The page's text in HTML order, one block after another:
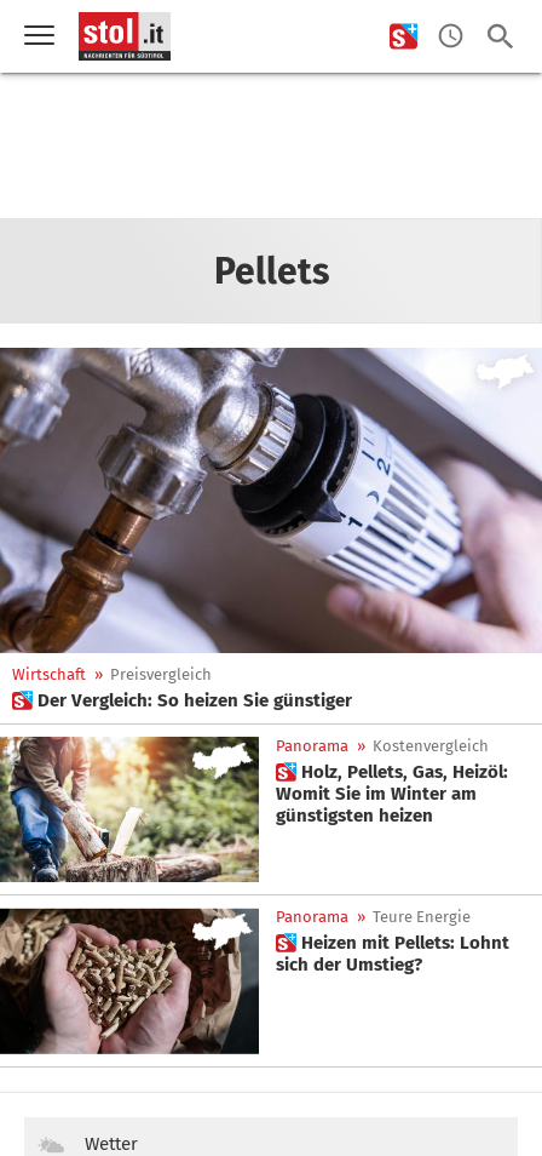
Pellets
Wirtschaft » Preisvergleich
 Der Vergleich: So heizen Sie günstiger
Panorama » Kostenvergleich
 Holz, Pellets, Gas, Heizöl:
Womit Sie im Winter am
günstigsten heizen
Panorama » Teure Energie
 Heizen mit Pellets: Lohnt
sich der Umstieg?
Wetter